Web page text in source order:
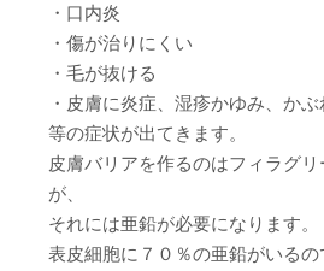
・口内炎
・傷が治りにくい
・毛が抜ける
・皮膚に炎症、湿疹かゆみ、か
等の症状が出てきます。
皮膚バリアを作るのはフィラグ
が、
それには亜鉛が必要になります。
表皮細胞に７０％の亜鉛がいるの